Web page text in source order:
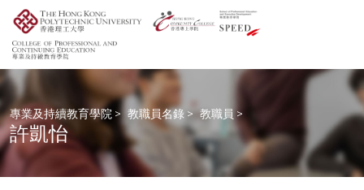
專業及持續教育學院 > 教職員名錄 > 教職員 >
許凱怡